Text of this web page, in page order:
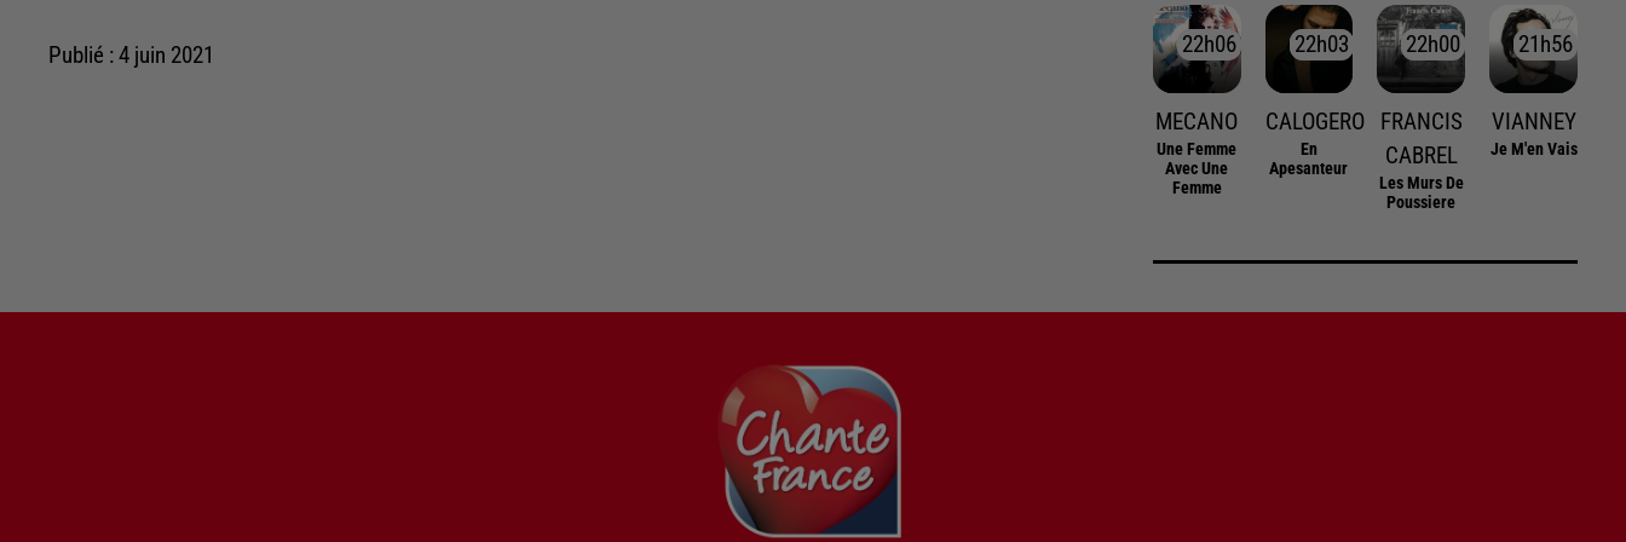
Publié : 4 juin 2021 22h06
22h06
MECANO
Une Femme
Avec Une
Femme
22h03
22h03
CALOGERO
En
Apesanteur
22h00
22h00
FRANCIS
CABREL
Les Murs De
Poussiere
21h56
21h56
VIANNEY
Je M'en Vais